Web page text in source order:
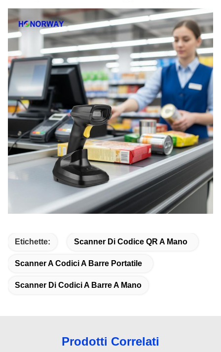
Etichette: Scanner Di Codice QR A Mano
Scanner A Codici A Barre Portatile
Scanner Di Codici A Barre A Mano
Prodotti Correlati